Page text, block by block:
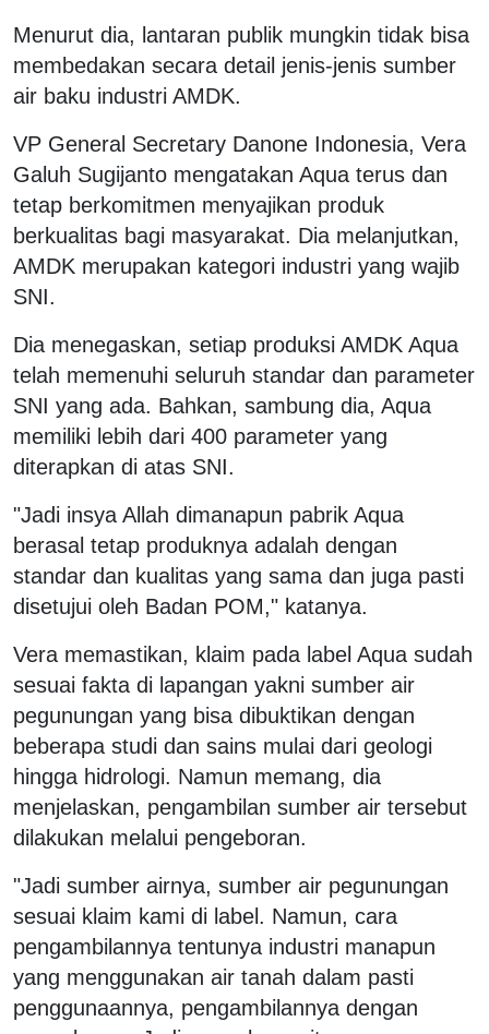
Menurut dia, lantaran publik mungkin tidak bisa
membedakan secara detail jenis-jenis sumber
air baku industri AMDK.
VP General Secretary Danone Indonesia, Vera
Galuh Sugijanto mengatakan Aqua terus dan
tetap berkomitmen menyajikan produk
berkualitas bagi masyarakat. Dia melanjutkan,
AMDK merupakan kategori industri yang wajib
SNI.
Dia menegaskan, setiap produksi AMDK Aqua
telah memenuhi seluruh standar dan parameter
SNI yang ada. Bahkan, sambung dia, Aqua
memiliki lebih dari 400 parameter yang
diterapkan di atas SNI.
"Jadi insya Allah dimanapun pabrik Aqua
berasal tetap produknya adalah dengan
standar dan kualitas yang sama dan juga pasti
disetujui oleh Badan POM," katanya.
Vera memastikan, klaim pada label Aqua sudah
sesuai fakta di lapangan yakni sumber air
pegunungan yang bisa dibuktikan dengan
beberapa studi dan sains mulai dari geologi
hingga hidrologi. Namun memang, dia
menjelaskan, pengambilan sumber air tersebut
dilakukan melalui pengeboran.
"Jadi sumber airnya, sumber air pegunungan
sesuai klaim kami di label. Namun, cara
pengambilannya tentunya industri manapun
yang menggunakan air tanah dalam pasti
penggunaannya, pengambilannya dengan